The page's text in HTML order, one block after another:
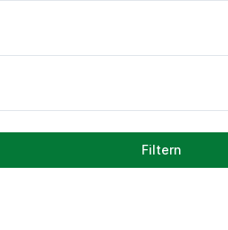
Filtern